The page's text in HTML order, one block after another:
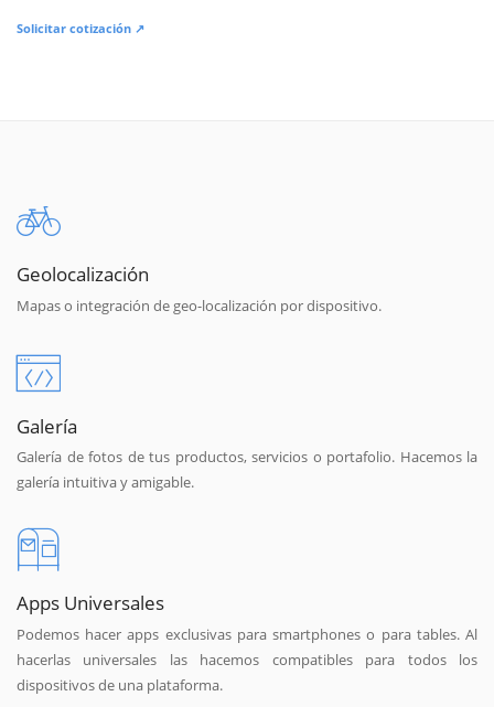
Solicitar cotización ↗
Geolocalización
Mapas o integración de geo-localización por dispositivo.
Galería
Galería de fotos de tus productos, servicios o portafolio. Hacemos la
galería intuitiva y amigable.
Apps Universales
Podemos hacer apps exclusivas para smartphones o para tables. Al
hacerlas universales las hacemos compatibles para todos los
dispositivos de una plataforma.